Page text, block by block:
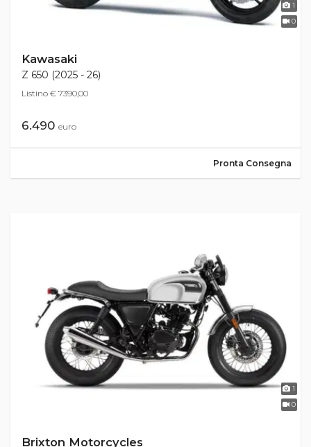
1
0
Kawasaki
Z 650 (2025 - 26)
Listino € 7390,00
6.490 euro
Pronta Consegna
1
0
Brixton Motorcycles